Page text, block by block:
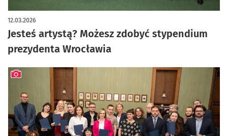
Jesteś artystą? Możesz zdobyć stypendium
prezydenta Wrocławia
12.03.2026